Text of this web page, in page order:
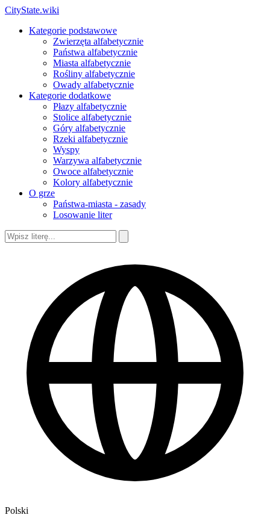
CityState.wiki
Kategorie podstawowe
Zwierzęta alfabetycznie
Państwa alfabetycznie
Miasta alfabetycznie
Rośliny alfabetycznie
Owady alfabetycznie
Kategorie dodatkowe
Płazy alfabetycznie
Stolice alfabetycznie
Góry alfabetycznie
Rzeki alfabetycznie
Wyspy
Warzywa alfabetycznie
Owoce alfabetycznie
Kolory alfabetycznie
O grze
Państwa-miasta - zasady
Losowanie liter
Polski